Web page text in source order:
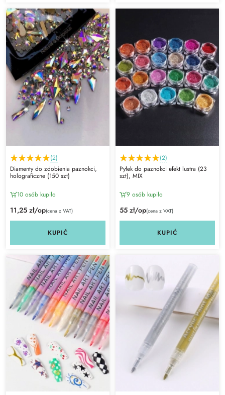
(2)
Diamenty do zdobienia paznokci,
holograficzne (150 szt)
10 osób kupiło
11,25 zł/op(cena z VAT)
KUPIĆ
(2)
Pyłek do paznokci efekt lustra (23
szt), MIX
9 osób kupiło
55 zł/op(cena z VAT)
KUPIĆ